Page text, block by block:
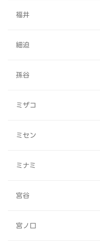
福井
細迫
孫谷
ミザコ
ミセン
ミナミ
宮谷
宮ノ口